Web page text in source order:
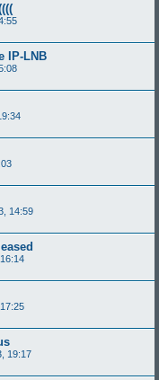
IP-LNB
14:59
19:17